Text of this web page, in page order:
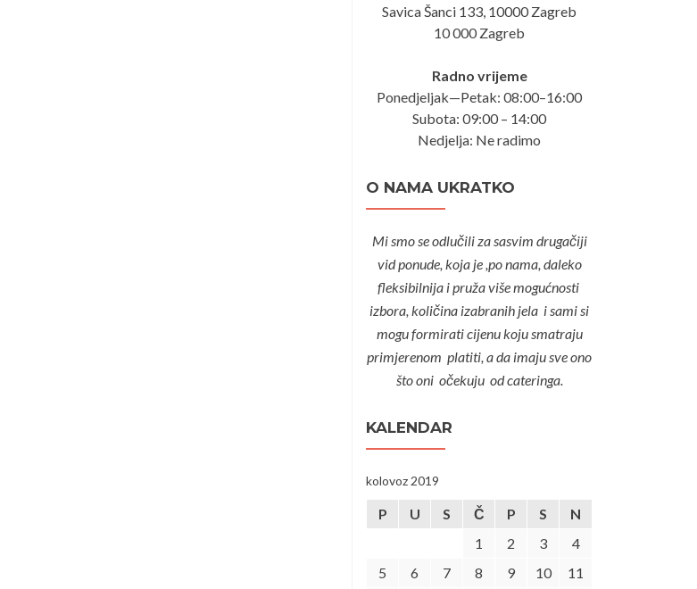
Savica Šanci 133, 10000 Zagreb
10 000 Zagreb
Radno vrijeme
Ponedjeljak—Petak: 08:00–16:00
Subota: 09:00 – 14:00
Nedjelja: Ne radimo
O NAMA UKRATKO
Mi smo se odlučili za sasvim drugačiji
vid ponude, koja je ,po nama, daleko
fleksibilnija i pruža više mogućnosti
izbora, količina izabranih jela i sami si
mogu formirati cijenu koju smatraju
primjerenom platiti, a da imaju sve ono
što oni očekuju od cateringa.
KALENDAR
kolovoz 2019
P U S Č P S
N
1
2 3
4
5
6 7 8 9 10 11